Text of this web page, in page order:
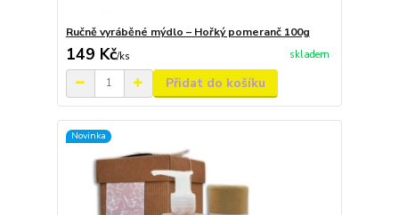
Ručně vyráběné mýdlo – Hořký pomeranč 100g
149 Kč/ks skladem
Přidat do košíku
Novinka